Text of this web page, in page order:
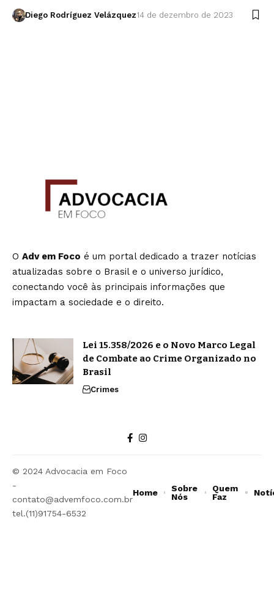
Diego Rodríguez Velázquez14 de dezembro de 2023
O Adv em Foco é um portal dedicado a trazer notícias
atualizadas sobre o Brasil e o universo jurídico,
conectando você às principais informações que
impactam a sociedade e o direito.
Lei 15.358/2026 e o Novo Marco Legal
de Combate ao Crime Organizado no
Brasil
Crimes
© 2024 Advocacia em Foco
-
contato@advemfoco.com.br
tel.(11)91754-6532
Home
Sobre
Nós
Quem
Faz